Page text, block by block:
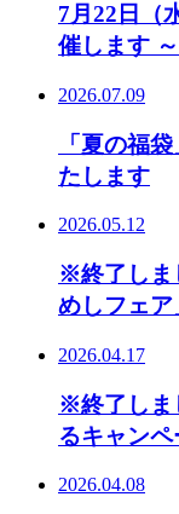
7月22日（
催します
2026.07.09
「夏の福
たします
2026.05.12
※終了しま
めしフェア
2026.04.17
※終了しま
るキャンペ
2026.04.08